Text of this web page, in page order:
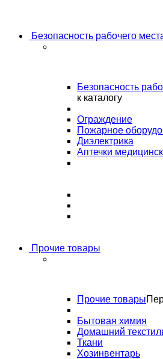
Безопасность рабочего
Безопасность
к каталогу
Ограждение
Пожарное
Диэлектрика
Аптечки
Прочие товары
Прочие товары
Бытовая химия
Домашний
Ткани
Хозинвентарь